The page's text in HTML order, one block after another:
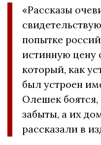
«Рассказы
попытке
истинную цену
который, как
был устроен
Олешек боятся,
забыты, а их
рассказали в